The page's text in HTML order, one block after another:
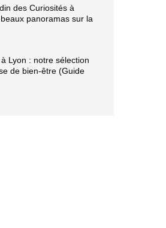
des Curiosités à
panoramas sur la
Lyon : notre sélection
de bien-être (Guide